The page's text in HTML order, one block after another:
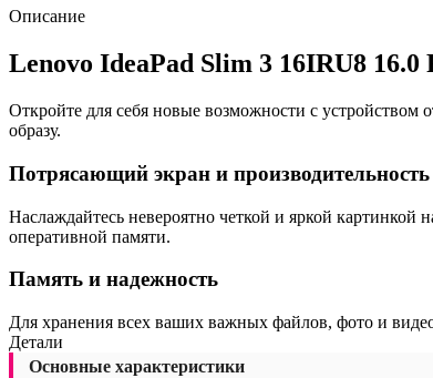
Описание
Lenovo IdeaPad Slim 3 16IRU8
Откройте для себя новые возможности с устройством
образу.
Потрясающий экран и производительность
Наслаждайтесь невероятно четкой и яркой картинкой
оперативной памяти.
Память и надежность
Для хранения всех ваших важных файлов, фото и
Детали
Основные характеристики